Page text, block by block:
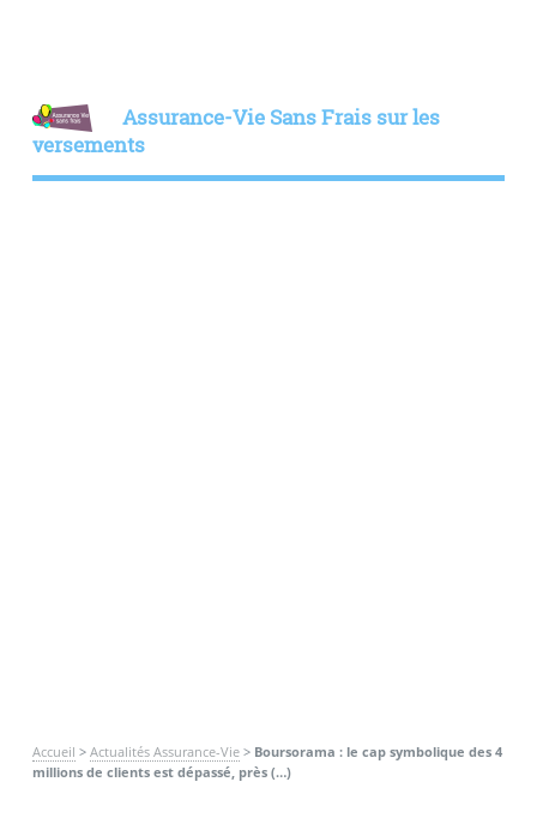
Assurance-Vie Sans Frais sur les
versements
Accueil > Actualités Assurance-Vie> Boursorama : le cap symbolique des 4
millions de clients est dépassé, près (…)